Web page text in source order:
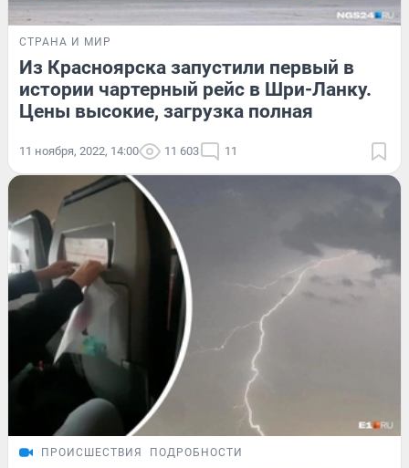
СТРАНА И МИР
Из Красноярска запустили первый в
истории чартерный рейс в Шри-Ланку.
Цены высокие, загрузка полная
11 ноября, 2022, 14:00 11 603 11
ПРОИСШЕСТВИЯ ПОДРОБНОСТИ